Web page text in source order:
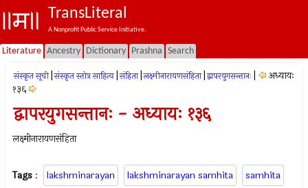
TransLiteral
A Nonprofit Public Service Initiative.
Literature Ancestry Dictionary Prashna Search
संस्कृत सूची संस्कृत स्तोत्र साहित्य संहिता लक्ष्मीनारायणसंहिता द्वापरयुगसन्तानः
अध्यायः
१३६
द्वापरयुगसन्तानः - अध्यायः १३६
लक्ष्मीनारायणसंहिता
Tags : lakshminarayan lakshminarayan samhita
samhita